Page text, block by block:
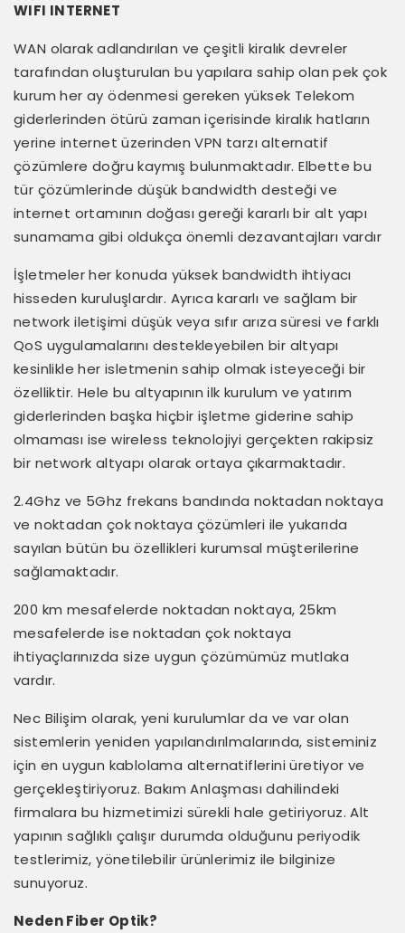
WIFI INTERNET
WAN olarak adlandırılan ve çeşitli kiralık devreler
tarafından oluşturulan bu yapılara sahip olan pek çok
kurum her ay ödenmesi gereken yüksek Telekom
giderlerinden ötürü zaman içerisinde kiralık hatların
yerine internet üzerinden VPN tarzı alternatif
çözümlere doğru kaymış bulunmaktadır. Elbette bu
tür çözümlerinde düşük bandwidth desteği ve
internet ortamının doğası gereği kararlı bir alt yapı
sunamama gibi oldukça önemli dezavantajları vardır
İşletmeler her konuda yüksek bandwidth ihtiyacı
hisseden kuruluşlardır. Ayrıca kararlı ve sağlam bir
network iletişimi düşük veya sıfır arıza süresi ve farklı
QoS uygulamalarını destekleyebilen bir altyapı
kesinlikle her isletmenin sahip olmak isteyeceği bir
özelliktir. Hele bu altyapının ilk kurulum ve yatırım
giderlerinden başka hiçbir işletme giderine sahip
olmaması ise wireless teknolojiyi gerçekten rakipsiz
bir network altyapı olarak ortaya çıkarmaktadır.
2.4Ghz ve 5Ghz frekans bandında noktadan noktaya
ve noktadan çok noktaya çözümleri ile yukarıda
sayılan bütün bu özellikleri kurumsal müşterilerine
sağlamaktadır.
200 km mesafelerde noktadan noktaya, 25km
mesafelerde ise noktadan çok noktaya
ihtiyaçlarınızda size uygun çözümümüz mutlaka
vardır.
Nec Bilişim olarak, yeni kurulumlar da ve var olan
sistemlerin yeniden yapılandırılmalarında, sisteminiz
için en uygun kablolama alternatiflerini üretiyor ve
gerçekleştiriyoruz. Bakım Anlaşması dahilindeki
firmalara bu hizmetimizi sürekli hale getiriyoruz. Alt
yapının sağlıklı çalışır durumda olduğunu periyodik
testlerimiz, yönetilebilir ürünlerimiz ile bilginize
sunuyoruz.
Neden Fiber Optik?